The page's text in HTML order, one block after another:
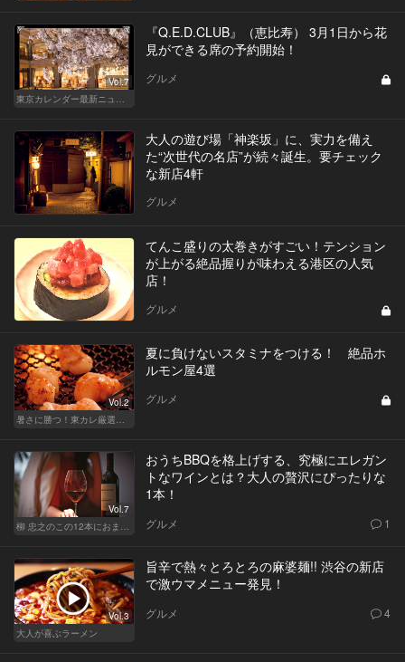
Vol.7
『Q.E.D.CLUB』（恵比寿） 3月1日から花
見ができる席の予約開始！
グルメ
大人の遊び場「神楽坂」に、実力を備え
た“次世代の名店”が続々誕生。要チェック
な新店4軒
グルメ
てんこ盛りの太巻きがすごい！テンション
が上がる絶品握りが味わえる港区の人気
店！
グルメ
Vol.2
夏に負けないスタミナをつける！ 絶品ホ
ルモン屋4選
グルメ
Vol.7
おうちBBQを格上げする、究極にエレガン
トなワインとは？大人の贅沢にぴったりな
1本！
グルメ 1
Vol.3
大人が喜ぶラーメン
旨辛で熱々とろとろの麻婆麺!! 渋谷の新店
で激ウマメニュー発見！
グルメ 4